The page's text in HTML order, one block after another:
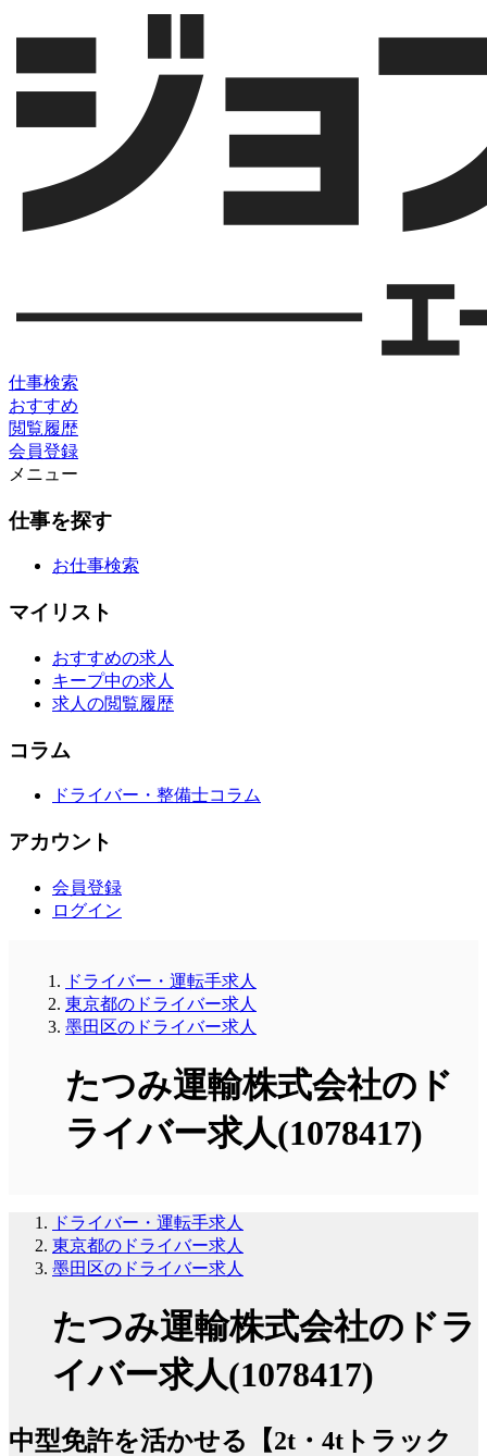
仕事検索
おすすめ
閲覧履歴
会員登録
メニュー
仕事を探す
お仕事検索
マイリスト
おすすめの求人
キープ中の求人
求人の閲覧履歴
コラム
ドライバー・整備士コラム
アカウント
会員登録
ログイン
ドライバー・運転手求人
東京都のドライバー求人
墨田区のドライバー求人
たつみ運輸株式会社のド
ライバー求人(1078417)
ドライバー・運転手求人
東京都のドライバー求人
墨田区のドライバー求人
たつみ運輸株式会社のドラ
イバー求人(1078417)
中型免許を活かせる【2t・4tトラック